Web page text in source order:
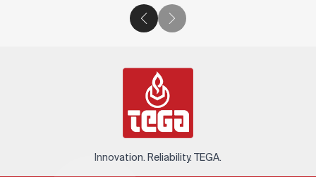
Innovation. Reliability. TEGA.